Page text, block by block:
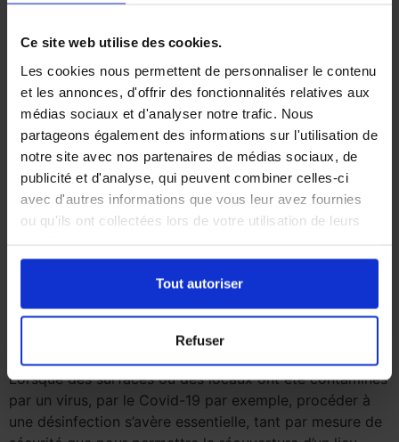
Ce site web utilise des cookies.
Les cookies nous permettent de personnaliser le contenu
et les annonces, d'offrir des fonctionnalités relatives aux
médias sociaux et d'analyser notre trafic. Nous
partageons également des informations sur l'utilisation de
notre site avec nos partenaires de médias sociaux, de
publicité et d'analyse, qui peuvent combiner celles-ci
avec d'autres informations que vous leur avez fournies
ou qu'ils ont collectées lors de votre utilisation de leurs
Tout autoriser
Refuser
désinfection. Et ce […]
La désinfection, une étape
indispensable en cas de
contamination ?
Lorsque des surfaces ou des locaux ont été contaminés
par un virus, par le Covid-19 par exemple, procéder à
une désinfection s’avère essentielle, tant par mesure de